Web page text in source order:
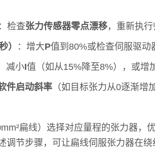
：检查张力传感器零点漂移，重新执
）
：增大P值到80%或检查伺服驱动
减小I值（如从15%降至8%），或增
件启动斜率 （如目标张力从0逐渐增
扁线）选择对应量程的张力器，
调节步骤，可让扁线伺服张力器在